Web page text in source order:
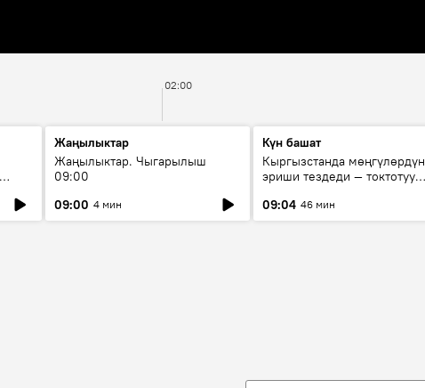
02:00
Жаңылыктар
Жаңылыктар. Чыгарылыш
09:00
09:00 4 мин
Күн башат
Кыргызстанда мөңгүлөрдүн
эриши тездеди — токтотуу
09:04 46 мин